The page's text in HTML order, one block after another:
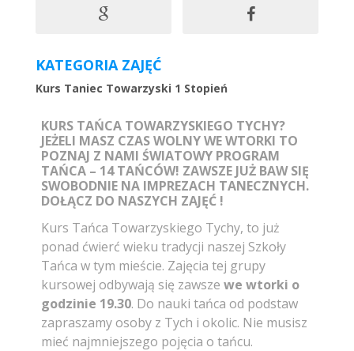
KATEGORIA ZAJĘĆ
Kurs Taniec Towarzyski 1 Stopień
KURS TAŃCA TOWARZYSKIEGO TYCHY?
JEŻELI MASZ CZAS WOLNY WE WTORKI TO
POZNAJ Z NAMI ŚWIATOWY PROGRAM
TAŃCA – 14 TAŃCÓW! ZAWSZE JUŻ BAW SIĘ
SWOBODNIE NA IMPREZACH TANECZNYCH.
DOŁĄCZ DO NASZYCH ZAJĘĆ !
Kurs Tańca Towarzyskiego Tychy, to już
ponad ćwierć wieku tradycji naszej Szkoły
Tańca w tym mieście. Zajęcia tej grupy
kursowej odbywają się zawsze we wtorki o
godzinie 19.30. Do nauki tańca od podstaw
zapraszamy osoby z Tych i okolic. Nie musisz
mieć najmniejszego pojęcia o tańcu.